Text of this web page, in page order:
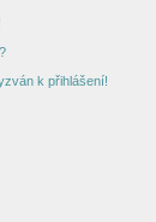
k přihlášení!